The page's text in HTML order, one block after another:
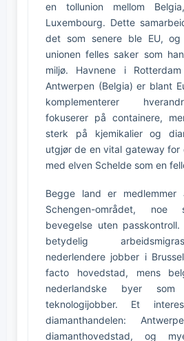
en tollunion mellom
Luxembourg. Dette
det som senere ble EU,
unionen felles saker som
miljø. Havnene i
Antwerpen (Belgia) er blant
komplementerer
fokuserer på containere,
sterk på kjemikalier og
utgjør de en vital gateway for
med elven Schelde som en
Begge land er
Schengen-området,
bevegelse uten
betydelig
nederlendere jobber i
facto hovedstad, mens
nederlandske byer som
teknologijobber. Et
diamanthandelen:
diamanthovedstad, og